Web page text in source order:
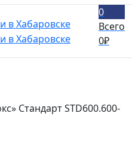
0
Всего
0₽
Стандарт STD600.600-